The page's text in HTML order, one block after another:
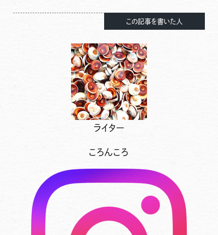
この記事を書いた人
ライター
ころんころ